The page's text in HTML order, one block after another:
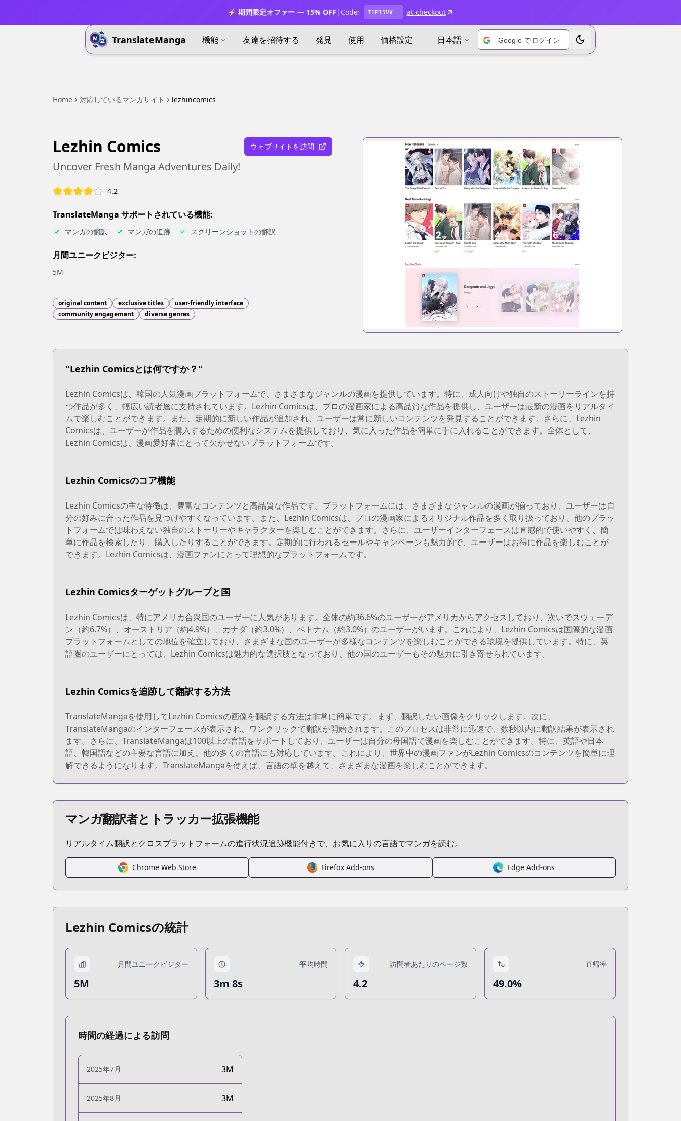
⚡ 期間限定オファー — 15% OFF | Code: T1P15VV at checkout
TranslateManga 機能 友達を招待する 発見 使用 価格設定 日本語 Google でログイン テーマを切り替えます
Home 対応しているマンガサイト lezhincomics
Lezhin Comics ウェブサイトを訪問
Uncover Fresh Manga Adventures Daily!
4.2
TranslateManga サポートされている機能:
マンガの翻訳 マンガの追跡 スクリーンショットの翻訳
月間ユニークビジター:
5M
original content exclusive titles
user-friendly interface
community engagement
diverse genres
"Lezhin Comicsとは何ですか？"
Lezhin Comicsは、韓国の人気漫画プラットフォームで、さまざまなジャンルの漫画を提供しています。特に、成人向けや独自のストーリーラインを持
つ作品が多く、幅広い読者層に支持されています。Lezhin Comicsは、プロの漫画家による高品質な作品を提供し、ユーザーは最新の漫画をリアルタイ
ムで楽しむことができます。また、定期的に新しい作品が追加され、ユーザーは常に新しいコンテンツを発見することができます。さらに、Lezhin
Comicsは、ユーザーが作品を購入するための便利なシステムを提供しており、気に入った作品を簡単に手に入れることができます。全体として、
Lezhin Comicsは、漫画愛好者にとって欠かせないプラットフォームです。
Lezhin Comicsのコア機能
Lezhin Comicsの主な特徴は、豊富なコンテンツと高品質な作品です。プラットフォームには、さまざまなジャンルの漫画が揃っており、ユーザーは自
分の好みに合った作品を見つけやすくなっています。また、Lezhin Comicsは、プロの漫画家によるオリジナル作品を多く取り扱っており、他のプラッ
トフォームでは味わえない独自のストーリーやキャラクターを楽しむことができます。さらに、ユーザーインターフェースは直感的で使いやすく、簡
単に作品を検索したり、購入したりすることができます。定期的に行われるセールやキャンペーンも魅力的で、ユーザーはお得に作品を楽しむことが
できます。Lezhin Comicsは、漫画ファンにとって理想的なプラットフォームです。
Lezhin Comicsターゲットグループと国
Lezhin Comicsは、特にアメリカ合衆国のユーザーに人気があります。全体の約36.6%のユーザーがアメリカからアクセスしており、次いでスウェーデ
ン（約6.7%）、オーストリア（約4.9%）、カナダ（約3.0%）、ベトナム（約3.0%）のユーザーがいます。これにより、Lezhin Comicsは国際的な漫画
プラットフォームとしての地位を確立しており、さまざまな国のユーザーが多様なコンテンツを楽しむことができる環境を提供しています。特に、英
語圏のユーザーにとっては、Lezhin Comicsは魅力的な選択肢となっており、他の国のユーザーもその魅力に引き寄せられています。
Lezhin Comicsを追跡して翻訳する方法
TranslateMangaを使用してLezhin Comicsの画像を翻訳する方法は非常に簡単です。まず、翻訳したい画像をクリックします。次に、
TranslateMangaのインターフェースが表示され、ワンクリックで翻訳が開始されます。このプロセスは非常に迅速で、数秒以内に翻訳結果が表示され
ます。さらに、TranslateMangaは100以上の言語をサポートしており、ユーザーは自分の母国語で漫画を楽しむことができます。特に、英語や日本
語、韓国語などの主要な言語に加え、他の多くの言語にも対応しています。これにより、世界中の漫画ファンがLezhin Comicsのコンテンツを簡単に理
解できるようになります。TranslateMangaを使えば、言語の壁を越えて、さまざまな漫画を楽しむことができます。
マンガ翻訳者とトラッカー拡張機能
リアルタイム翻訳とクロスプラットフォームの進行状況追跡機能付きで、お気に入りの言語でマンガを読む。
Chrome Web Store Firefox Add-ons Edge Add-ons
Lezhin Comicsの統計
月間ユニークビジター
5M
平均時間
3m 8s
訪問者あたりのページ数
4.2
直帰率
49.0%
時間の経過による訪問
2025年7月 3M
2025年8月 3M